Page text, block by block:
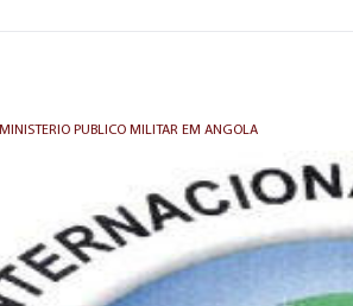
MINISTERIO PUBLICO MILITAR EM ANGOLA